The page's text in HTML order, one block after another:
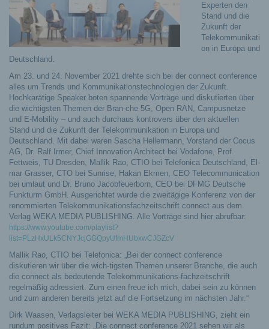
Experten den
Stand und die
Zukunft der
Telekommunikati
on in Europa und
Deutschland.
Am 23. und 24. November 2021 drehte sich bei der connect conference
alles um Trends und Kommunikationstechnologien der Zukunft.
Hochkarätige Speaker boten spannende Vorträge und diskutierten über
die wichtigsten Themen der Bran-che 5G, Open RAN, Campusnetze
und E-Mobility – und auch durchaus kontrovers über den aktuellen
Stand und die Zukunft der Telekommunikation in Europa und
Deutschland. Mit dabei waren Sascha Hellermann, Vorstand der Cocus
AG, Dr. Ralf Irmer, Chief Innovation Architect bei Vodafone, Prof.
Fettweis, TU Dresden, Mallik Rao, CTIO bei Telefonica Deutschland, El-
mar Grasser, CTO bei Sunrise, Hakan Ekmen, CEO Telecommunication
bei umlaut und Dr. Bruno Jacobfeuerborn, CEO bei DFMG Deutsche
Funkturm GmbH. Ausgerichtet wurde die zweitägige Konferenz von der
renommierten Telekommunikationsfachzeitschrift connect aus dem
Verlag WEKA MEDIA PUBLISHING. Alle Vorträge sind hier abrufbar:
https://www.youtube.com/playlist?
list=PLzHxULk5CNYJcjGGQpyUfmHUbxwCJGZcV
Mallik Rao, CTIO bei Telefonica: „Bei der connect conference
diskutieren wir über die wich-tigsten Themen unserer Branche, die auch
die connect als bedeutende Telekommunikations-fachzeitschrift
regelmäßig adressiert. Zum einen freue ich mich, dabei sein zu können
und zum anderen bereits jetzt auf die Fortsetzung im nächsten Jahr.“
Dirk Waasen, Verlagsleiter bei WEKA MEDIA PUBLISHING, zieht ein
rundum positives Fazit: „Die connect conference 2021 sehen wir als